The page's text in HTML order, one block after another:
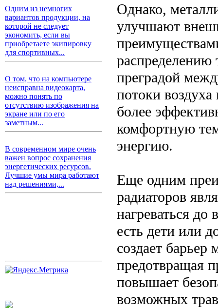
Одним из немногих
вариантов продукции, на
которой не следует
экономить, если вы
приобретаете экипировку
для спортивных...
О том, что на компьютере
неисправна видеокарта,
можно понять по
отсутствию изображения на
экране или по его
заметным...
В современном мире очень
важен вопрос сохранения
энергетических ресурсов.
Лучшие умы мира работают
над решениями,...
Однако,
улучшают
преградой
потоки
более
комфортную
энергию.
Еще одним
радиаторов
нагреваться до
есть дети или
создает
предотвращая
повышает
возможных